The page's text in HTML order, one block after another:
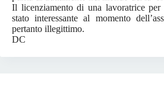
Il licenziamento di una lavoratrice per
stato interessante al momento
pertanto illegittimo.
DC